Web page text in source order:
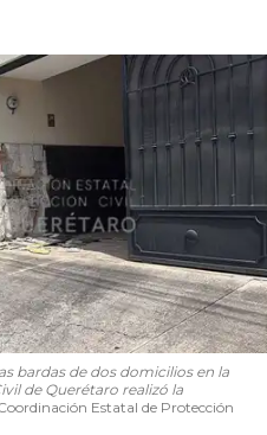
bardas de dos domicilios en la
de Querétaro realizó la
Estatal de Protección